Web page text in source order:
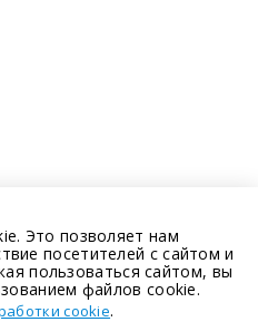
Это позволяет нам
посетителей с сайтом и
пользоваться сайтом, вы
файлов cookie.
cookie.